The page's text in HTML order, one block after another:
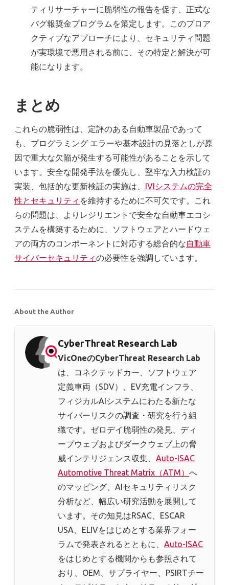
ティリサーチャーに脆弱性の報告を促す、正式な
バグ報奨金プログラムを策定します。このプロア
クティブなアプローチにより、セキュリティ問題
が実環境で悪用される前に、その特定と解決が可
能になります。
まとめ
これらの脆弱性は、定評のある自動車製品であって
も、プログラミング エラーや基本設計の見落としが原
因で重大な欠陥が発生する可能性があることを示して
います。安全な開発手法を優先し、堅牢な入力検証の
実装、包括的な更新検証の実施は、
IVIシステムの完全
性とセキュリティ を維持するために不可欠です。これ
らの問題は、よりレジリエントで安全な自動車エコシ
ステムを構築するために、ソフトウェアとハードウェ
アの両方のコンポーネントに対応する総合的な自動車
サイバーセキュリティの必要性を強調しています。
About the Author
CyberThreat Research Lab
VicOneのCyberThreat Research Lab
は、コネクテッドカー、ソフトウェア
定義車両（SDV）、EV充電インフラ、
フィジカルAIシステムにわたる新たな
サイバーリスクの調査・研究を行う組
織です。ゼロデイ脆弱性の発見、ディ
ープウェブおよびダークウェブ上の脅
威インテリジェンス収集、 Auto-ISAC
Automotive Threat Matrix（ATM） へ
のマッピング、AIセキュリティリスク
分析など、幅広い研究活動を展開して
います。その知見はRSAC、ESCAR
USA、ELIVをはじめとする業界フォー
ラムで発表されるとともに、 Auto-ISAC
をはじめとする機関からも参照されて
おり、OEM、サプライヤー、PSIRTチー